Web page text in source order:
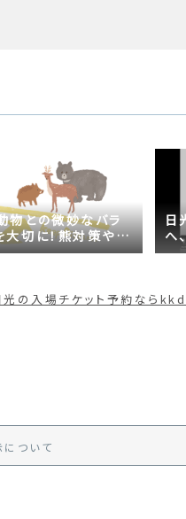
物との微妙なバラ
大切に！熊対策や日
然が学べるスポッ
日
へ
【
光の入場チケット予約なら
について